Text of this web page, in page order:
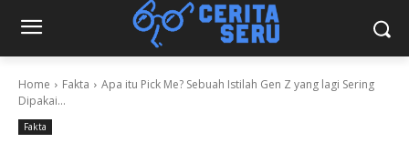
Home Fakta
Apa itu Pick Me? Sebuah Istilah Gen Z yang lagi Sering
Dipakai...
Fakta